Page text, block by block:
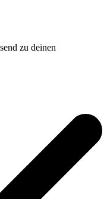
zu deinen